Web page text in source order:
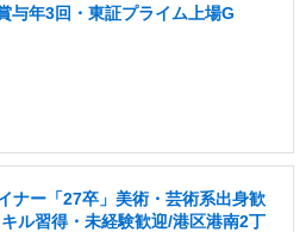
与年3回・東証プライム上場G
ナー「27卒」美術・芸術系出身歓
ル習得・未経験歓迎/港区港南2丁